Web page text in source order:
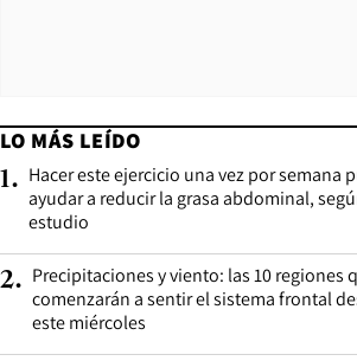
LO MÁS LEÍDO
1. Hacer este ejercicio una vez por semana
ayudar a reducir la grasa abdominal,
estudio
2. Precipitaciones y viento: las 10 regiones
comenzarán a sentir el sistema frontal
este miércoles